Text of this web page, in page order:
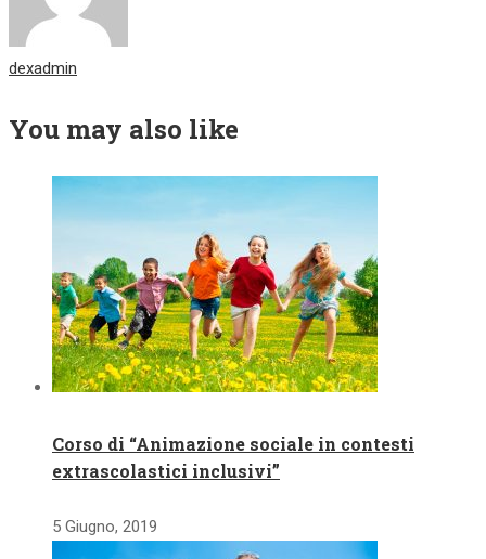
dexadmin
You may also like
Corso di “Animazione sociale in contesti
extrascolastici inclusivi”
5 Giugno, 2019